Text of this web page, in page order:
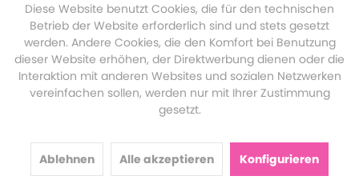
Diese Website benutzt Cookies, die für den technischen
Betrieb der Website erforderlich sind und stets gesetzt
werden. Andere Cookies, die den Komfort bei Benutzung
dieser Website erhöhen, der Direktwerbung dienen oder die
Interaktion mit anderen Websites und sozialen Netzwerken
vereinfachen sollen, werden nur mit Ihrer Zustimmung
gesetzt.
Ablehnen Alle akzeptieren Konfigurieren